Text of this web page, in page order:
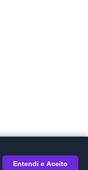
Entendi e Aceito